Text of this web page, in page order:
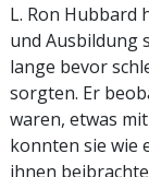
L. Ron Hubbard
und Ausbildung
lange bevor
sorgten. Er
waren, etwas
konnten sie wie
ihnen